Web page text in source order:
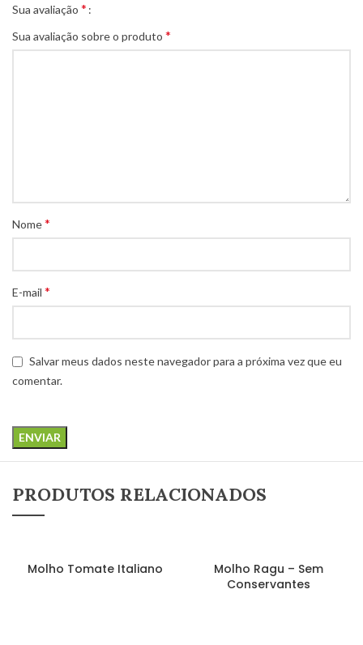
Sua avaliação *
Sua avaliação sobre o produto *
Nome*
E-mail *
Salvar meus dados neste navegador para a próxima vez que eu
comentar.
PRODUTOS RELACIONADOS
Molho Tomate Italiano
Molho Ragu – Sem
Conservantes